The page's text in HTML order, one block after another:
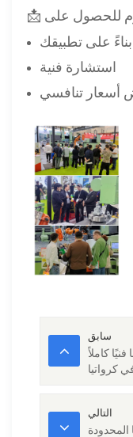
على تطبيقك
استشارة فنية
أسعار تنافسي
سابق
كاملاً
كرواتيا
التالي
المحدودة